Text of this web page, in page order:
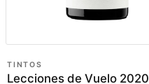
TINTOS
Lecciones de Vuelo 2020